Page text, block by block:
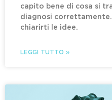
capito bene di cosa si
diagnosi
chiarirti le idee.
LEGGI TUTTO »